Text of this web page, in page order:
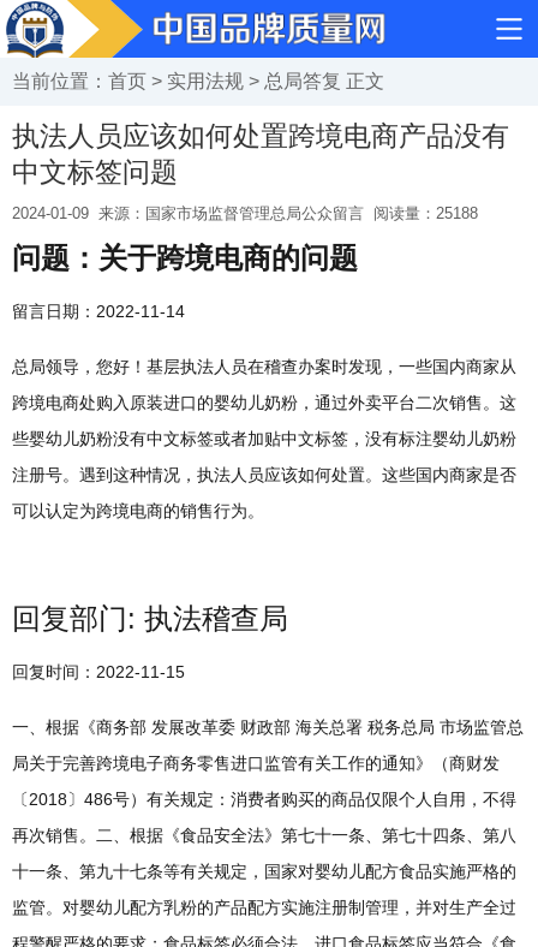
当前位置： 首页 > 实用法规 > 总局答复 正文
执法人员应该如何处置跨境电商产品没有
中文标签问题
2024-01-09 来源：国家市场监督管理总局公众留言 阅读量： 25188
问题：关于跨境电商的问题
留言日期：2022-11-14
总局领导，您好！基层执法人员在稽查办案时发现，一些国内商家从
跨境电商处购入原装进口的婴幼儿奶粉，通过外卖平台二次销售。这
些婴幼儿奶粉没有中文标签或者加贴中文标签，没有标注婴幼儿奶粉
注册号。遇到这种情况，执法人员应该如何处置。这些国内商家是否
可以认定为跨境电商的销售行为。
回复部门: 执法稽查局
回复时间：2022-11-15
一、根据《商务部 发展改革委 财政部 海关总署 税务总局 市场监管总
局关于完善跨境电子商务零售进口监管有关工作的通知》（商财发
〔2018〕486号）有关规定：消费者购买的商品仅限个人自用，不得
再次销售。二、根据《食品安全法》第七十一条、第七十四条、第八
十一条、第九十七条等有关规定，国家对婴幼儿配方食品实施严格的
监管。对婴幼儿配方乳粉的产品配方实施注册制管理，并对生产全过